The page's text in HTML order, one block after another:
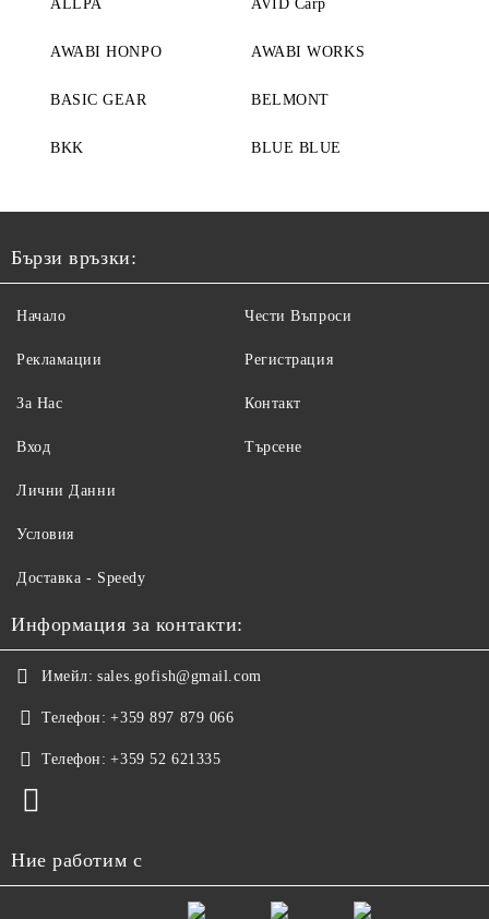
ALLPA AVID Carp
AWABI HONPO AWABI WORKS
BASIC GEAR BELMONT
BKK BLUE BLUE
Бързи връзки:
Начало
Рекламации
За Нас
Вход
Чести Въпроси
Регистрация
Контакт
Търсене
Лични Данни
Условия
Доставка - Speedy
Информация за контакти:
Имейл: sales.gofish@gmail.com
Телефон: +359 897 879 066
Телефон: +359 52 621335
Ние работим с